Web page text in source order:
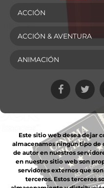
ACCIÓN
ACCIÓN & AVENTURA
ANIMACIÓN
Este sitio web desea dejar
almacenamos ningún tipo
de autor en nuestros
en nuestro sitio web son
servidores externos que
terceros. Estos terceros